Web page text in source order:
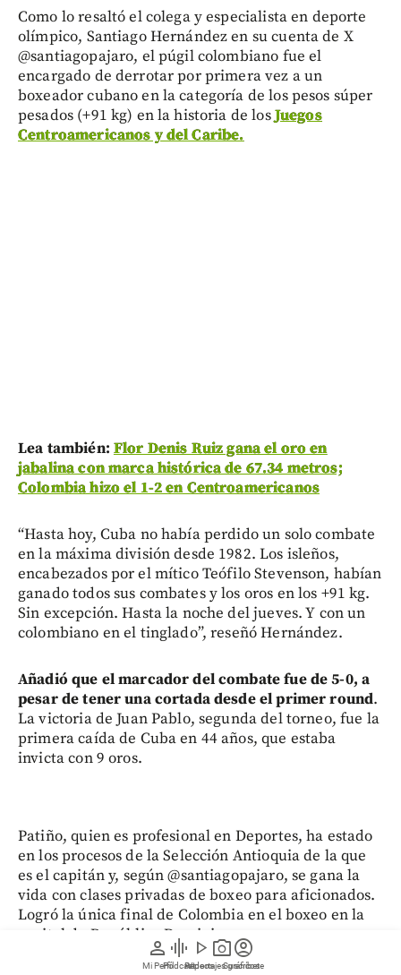
person
Mi Perfil
graphic_eq
Pódcast
play_arrow
Videos
photo_camera
Reportajes gráficos
account_circle
Suscríbete
Como lo resaltó el colega y especialista en deporte
olímpico, Santiago Hernández en su cuenta de X
@santiagopajaro, el púgil colombiano fue el
encargado de derrotar por primera vez a un
boxeador cubano en la categoría de los pesos súper
pesados (+91 kg) en la historia de losJuegos
Centroamericanos y del Caribe.
Lea también: Flor Denis Ruiz gana el oro en
jabalina con marca histórica de 67.34 metros;
Colombia hizo el 1-2 en Centroamericanos
“Hasta hoy, Cuba no había perdido un solo combate
en la máxima división desde 1982. Los isleños,
encabezados por el mítico Teófilo Stevenson, habían
ganado todos sus combates y los oros en los +91 kg.
Sin excepción. Hasta la noche del jueves. Y con un
colombiano en el tinglado”, reseñó Hernández.
Añadió que el marcador del combate fue de 5-0, a
pesar de tener una cortada desde el primer round.
La victoria de Juan Pablo, segunda del torneo, fue la
primera caída de Cuba en 44 años, que estaba
invicta con 9 oros.
Patiño, quien es profesional en Deportes, ha estado
en los procesos de la Selección Antioquia de la que
es el capitán y, según @santiagopajaro, se gana la
vida con clases privadas de boxeo para aficionados.
Logró la única final de Colombia en el boxeo en la
capital de República Dominicana.